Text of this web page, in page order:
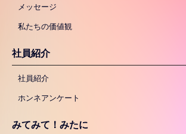
メッセージ
私たちの価値観
社員紹介
社員紹介
ホンネアンケート
みてみて！みたに